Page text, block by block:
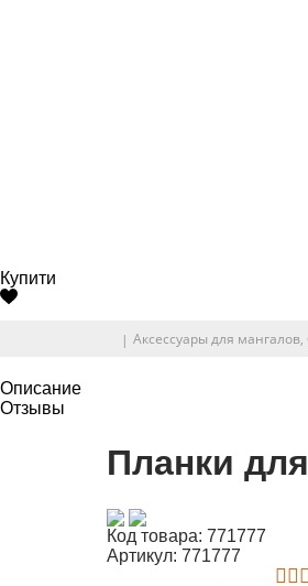
Купити
Аксессуары для
Описание
Отзывы
Планки
Код товара: 771777
Артикул: 771777